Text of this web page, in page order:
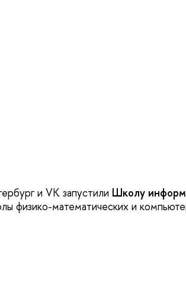
и VK запустили Школу
физико-математических и